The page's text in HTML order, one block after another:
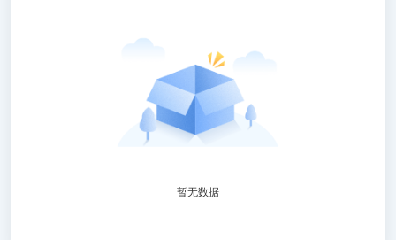
暂无数据